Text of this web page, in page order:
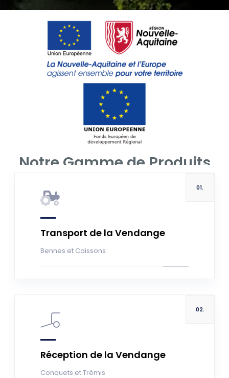
Notre Gamme de Produits
Transport de la Vendange
Bennes et Caissons
01.
Réception de la Vendange
Conquets et Trémis
02.